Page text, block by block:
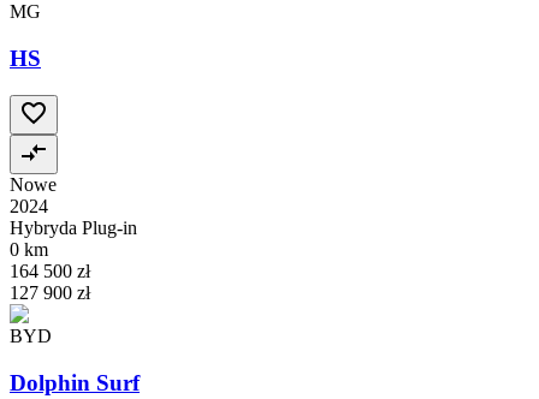
MG
HS
Nowe
2024
Hybryda Plug-in
0 km
164 500 zł
127 900 zł
BYD
Dolphin Surf